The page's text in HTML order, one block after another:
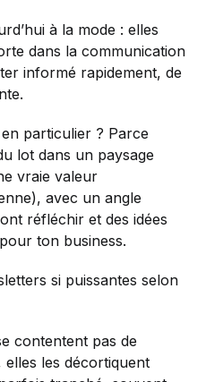
à la mode : elles
dans la communication
informé rapidement, de
particulier ? Parce
lot dans un paysage
vraie valeur
avec un angle
réfléchir et des idées
ton business.
si puissantes selon
contentent pas de
les décortiquent